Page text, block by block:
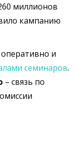
миллионов
кампанию
и
семинаров.
– связь по